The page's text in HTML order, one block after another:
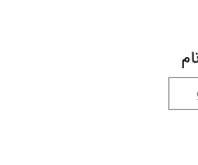
من